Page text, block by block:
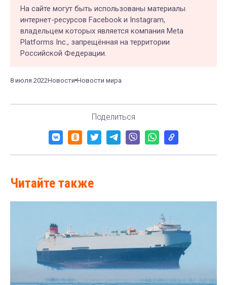
На сайте могут быть использованы материалы
интернет-ресурсов Facebook и Instagram,
владельцем которых является компания Meta
Platforms Inc., запрещённая на территории
Российской Федерации.
8 июля 2022Новости Новости мира
Поделиться
Читайте также